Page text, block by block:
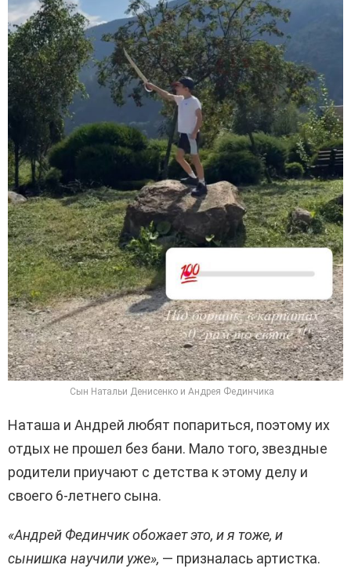
Сын Натальи Денисенко и Андрея Фединчика
Наташа и Андрей любят попариться, поэтому их
отдых не прошел без бани. Мало того, звездные
родители приучают с детства к этому делу и
своего 6-летнего сына.
«Андрей Фединчик обожает это, и я тоже, и
сынишка научили уже», — призналась артистка.